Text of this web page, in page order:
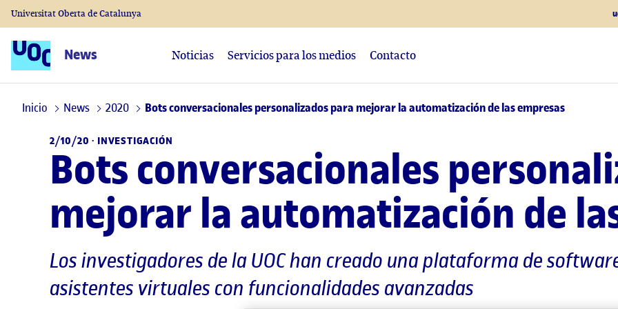
News Noticias Servicios para los medios Contacto
Universitat Oberta de Catalunya
Inicio News 2020 Bots conversacionales personalizados para mejorar la automatización de las empresas
2/10/20 · INVESTIGACIÓN
Bots conversacionales
mejorar la automatización de
Los investigadores de la UOC han creado una plataforma de
asistentes virtuales con funcionalidades avanzadas